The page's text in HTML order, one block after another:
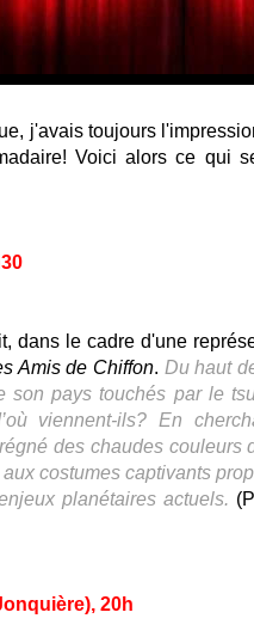
j'avais toujours
Voici alors ce qui
dans le cadre d'une
Amis de Chiffon. Du haut
son pays touchés par le
viennent-ils? En
des chaudes couleurs
costumes captivants
planétaires actuels.
20h